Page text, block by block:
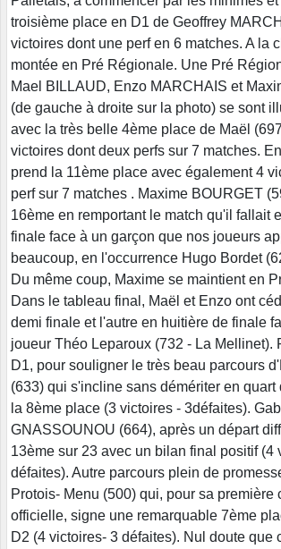
troisième place en D1 de Geoffrey
victoires dont une perf en 6 matches. A la
montée en Pré Régionale. Une Pré
Mael BILLAUD, Enzo MARCHAIS et
(de gauche à droite sur la photo) se sont
avec la très belle 4ème place de Maël
victoires dont deux perfs sur 7 matches.
prend la 11ème place avec également 4
perf sur 7 matches . Maxime BOURGET
16ème en remportant le match qu'il fallait
finale face à un garçon que nos joueurs
beaucoup, en l'occurrence Hugo Bordet
Du même coup, Maxime se maintient en
Dans le tableau final, Maël et Enzo ont
demi finale et l'autre en huitière de finale
joueur Théo Leparoux (732 - La Mellinet).
D1, pour souligner le très beau parcours
(633) qui s'incline sans démériter en quart
la 8ème place (3 victoires - 3défaites).
GNASSOUNOU (664), après un départ
13ème sur 23 avec un bilan final positif (4
défaites). Autre parcours plein de
Protois- Menu (500) qui, pour sa première
officielle, signe une remarquable 7ème
D2 (4 victoires- 3 défaites). Nul doute que